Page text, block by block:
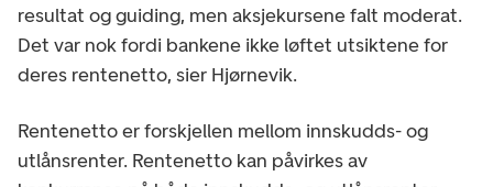
resultat og guiding, men aksjekursene falt moderat.
Det var nok fordi bankene ikke løftet utsiktene for
deres rentenetto, sier Hjørnevik.
Rentenetto er forskjellen mellom innskudds- og
utlånsrenter. Rentenetto kan påvirkes av